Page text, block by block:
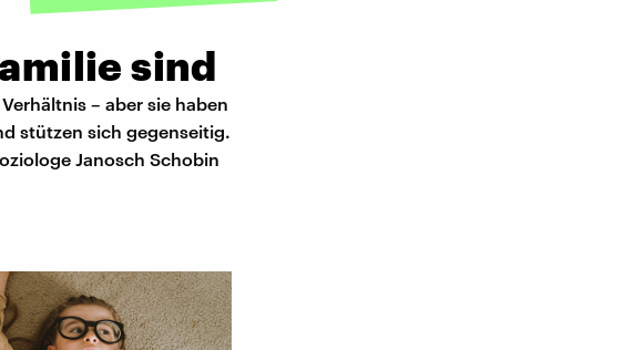
sind
– aber sie haben
stützen sich gegenseitig.
Janosch Schobin